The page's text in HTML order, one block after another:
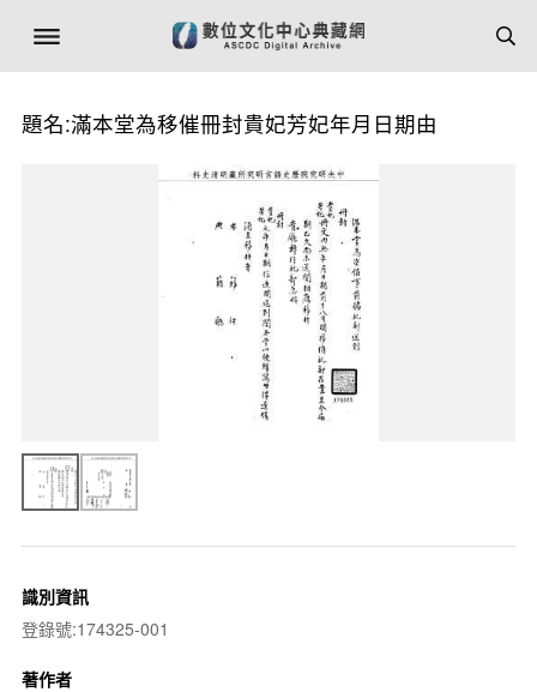
題名:滿本堂為移催冊封貴妃芳妃年月日期由
識別資訊
登錄號:174325-001
著作者